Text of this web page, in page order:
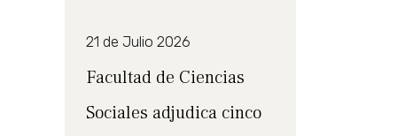
21 de Julio 2026
Facultad de Ciencias
Sociales adjudica cinco